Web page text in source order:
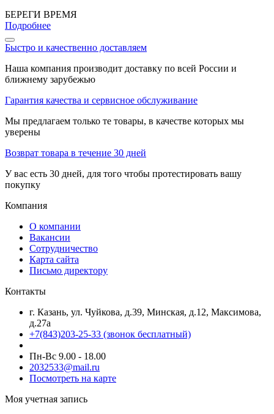
БЕРЕГИ ВРЕМЯ
Подробнее
Быстро и качественно доставляем
Наша компания производит доставку по всей России и
ближнему зарубежью
Гарантия качества и сервисное обслуживание
Мы предлагаем только те товары, в качестве которых мы
уверены
Возврат товара в течение 30 дней
У вас есть 30 дней, для того чтобы протестировать вашу
покупку
Компания
О компании
Вакансии
Сотрудничество
Карта сайта
Письмо директору
Контакты
г. Казань, ул. Чуйкова, д.39, Минская, д.12, Максимова,
д.27а
+7(843)203-25-33 (звонок бесплатный)
Пн-Вс 9.00 - 18.00
2032533@mail.ru
Посмотреть на карте
Моя учетная запись